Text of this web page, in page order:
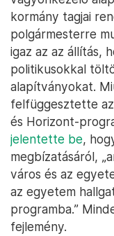
kormány tagjai
polgármesterre
igaz az az állítás,
politikusokkal
alapítványokat.
felfüggesztette
és Horizont-
jelentette be,
megbízatásáról,
város és az
az egyetem
programba.”
fejlemény.